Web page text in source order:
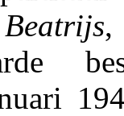
Beatrijs,